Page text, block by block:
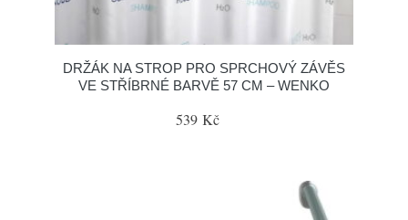
DRŽÁK NA STROP PRO SPRCHOVÝ ZÁVĚS
VE STŘÍBRNÉ BARVĚ 57 CM – WENKO
539 Kč